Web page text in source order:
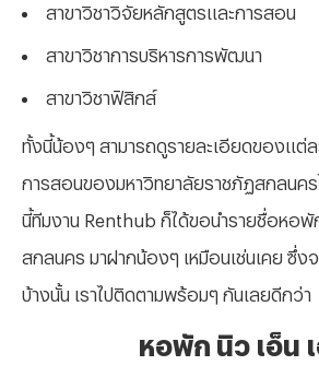
สาขาวิชาวิจัยหลักสูตรและการสอน
สาขาวิชาการบริหารการพัฒนา
สาขาวิชาฟิสิกส์
ทั้งนี้น้องๆ สามารถดูรายละเอียดของแต่ล
การสอนของมหาวิทยาลัยราชภัฏสกลนคร
นี้ทีมงาน Renthub ก็ได้ขอนำรายชื่อหอพั
สกลนคร มาฝากน้องๆ เหมือนเช่นเคย ซึ่ง
บ้างนั้น เราไปติดตามพร้อมๆ กันเลยดีกว่า
หอพัก นิว เอ็น